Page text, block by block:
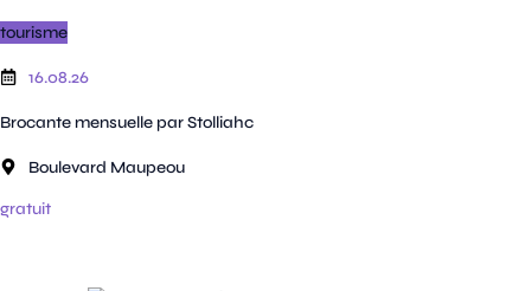
tourisme
16.08.26
Brocante mensuelle par Stolliahc
Boulevard Maupeou
gratuit